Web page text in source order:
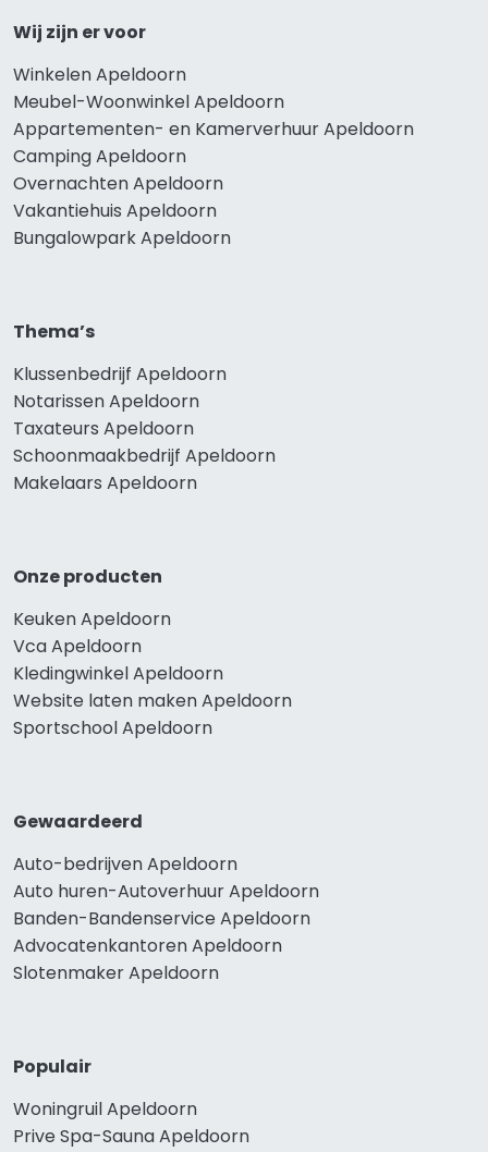
Wij zijn er voor
Winkelen Apeldoorn
Meubel-Woonwinkel Apeldoorn
Appartementen- en Kamerverhuur Apeldoorn
Camping Apeldoorn
Overnachten Apeldoorn
Vakantiehuis Apeldoorn
Bungalowpark Apeldoorn
Thema’s
Klussenbedrijf Apeldoorn
Notarissen Apeldoorn
Taxateurs Apeldoorn
Schoonmaakbedrijf Apeldoorn
Makelaars Apeldoorn
Onze producten
Keuken Apeldoorn
Vca Apeldoorn
Kledingwinkel Apeldoorn
Website laten maken Apeldoorn
Sportschool Apeldoorn
Gewaardeerd
Auto-bedrijven Apeldoorn
Auto huren-Autoverhuur Apeldoorn
Banden-Bandenservice Apeldoorn
Advocatenkantoren Apeldoorn
Slotenmaker Apeldoorn
Populair
Woningruil Apeldoorn
Prive Spa-Sauna Apeldoorn